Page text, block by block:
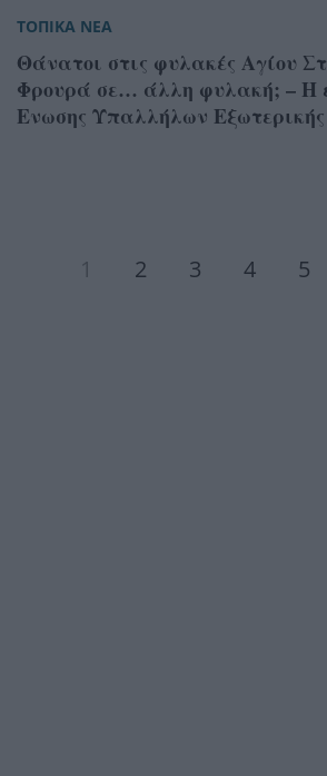
ΤΟΠΙΚΑ ΝΕΑ
Θάνατοι στις φυλακές Αγίου
Φρουρά σε… άλλη φυλακή; – Η
Ενωσης Υπαλλήλων
1 2 3 4 5